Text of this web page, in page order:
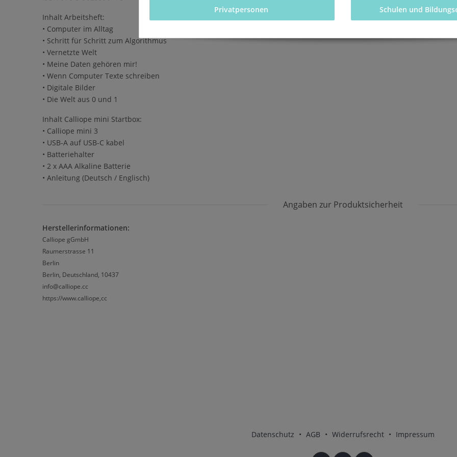
Inhalt Arbeitsheft:
• Computer im Alltag
• Schritt für Schritt zum Algorithmus
• Vernetzte Welt
• Meine Daten gehören mir!
• Wenn Computer Texte schreiben
• Digitale Bilder
• Die Welt aus 0 und 1
Inhalt Calliope mini Startbox:
• Calliope mini 3
• USB-A auf USB-C kabel
• Batteriehalter
• 2 x AAA Alkaline Batterie
• Anleitung (Deutsch / Englisch)
Angaben zur Produktsicherheit
Herstellerinformationen:
Calliope gGmbH
Raumerstrasse 11
Berlin
Berlin, Deutschland, 10437
info@calliope.cc
https://www.calliope,cc
Datenschutz • AGB • Widerrufsrecht • Impressum
Privatpersonen Schulen und